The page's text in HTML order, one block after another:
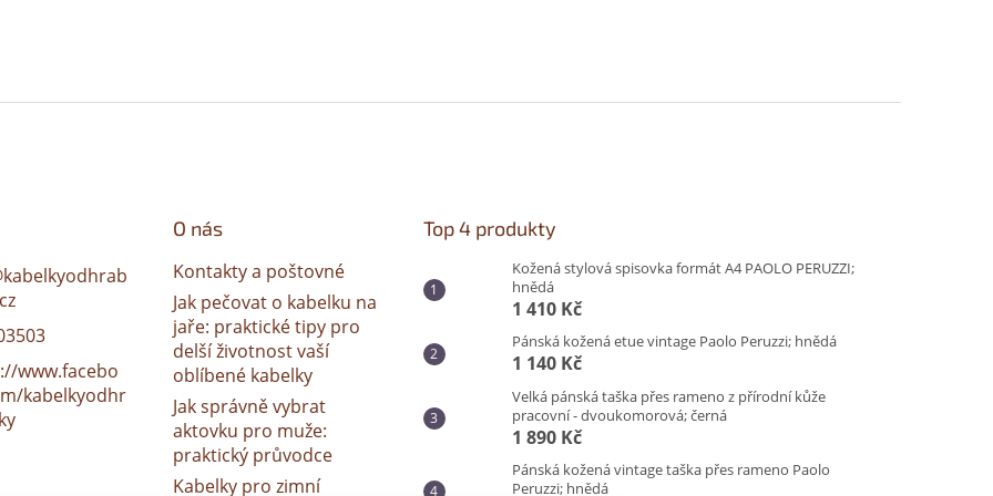
kabelkyodhrab
www.facebo
kabelkyodhr
O nás
Kontakty a poštovné
Jak pečovat o kabelku na
jaře: praktické tipy pro
delší životnost vaší
oblíbené kabelky
Jak správně vybrat
aktovku pro muže:
praktický průvodce
Kabelky pro zimní
Top 4 produkty
Kožená stylová spisovka formát A4 PAOLO PERUZZI;
hnědá
1 410 Kč
Pánská kožená etue vintage Paolo Peruzzi; hnědá
1 140 Kč
Velká pánská taška přes rameno z přírodní kůže
pracovní - dvoukomorová; černá
1 890 Kč
Pánská kožená vintage taška přes rameno Paolo
Peruzzi; hnědá